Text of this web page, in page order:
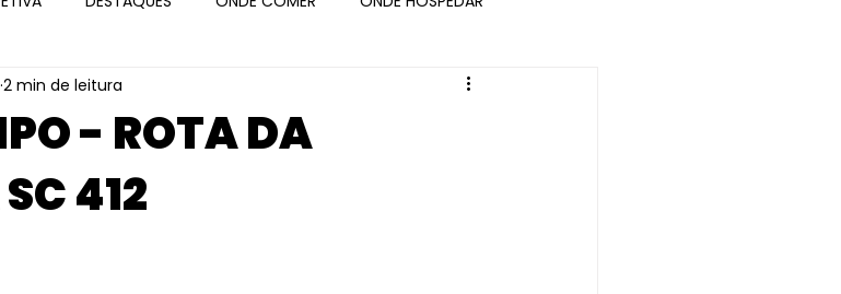
ITAJAÍ SERVIÇOS E ROTEIROS
- ROTA DA
412
2 min de leitura